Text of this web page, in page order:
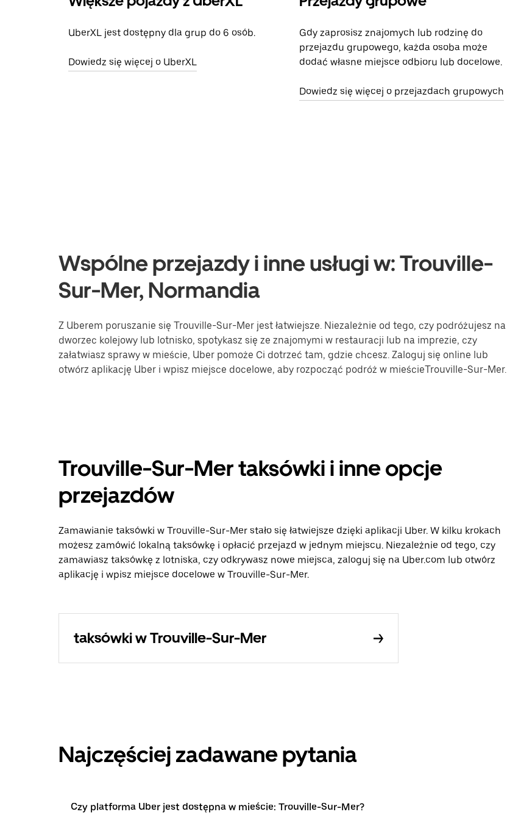
UberXL jest dostępny dla grup do 6 osób.
Dowiedz się więcej o UberXL
Gdy zaprosisz znajomych lub rodzinę do
przejazdu grupowego, każda osoba może
dodać własne miejsce odbioru lub docelowe.
Dowiedz się więcej o przejazdach grupowych
Wspólne przejazdy i inne usługi w: Trouville-
Sur-Mer, Normandia
Z Uberem poruszanie się Trouville-Sur-Mer jest łatwiejsze. Niezależnie od tego, czy podróżujesz na
dworzec kolejowy lub lotnisko, spotykasz się ze znajomymi w restauracji lub na imprezie, czy
załatwiasz sprawy w mieście, Uber pomoże Ci dotrzeć tam, gdzie chcesz. Zaloguj się online lub
otwórz aplikację Uber i wpisz miejsce docelowe, aby rozpocząć podróż w mieścieTrouville-Sur-Mer.
Trouville-Sur-Mer taksówki i inne opcje
przejazdów
Zamawianie taksówki w Trouville-Sur-Mer stało się łatwiejsze dzięki aplikacji Uber. W kilku krokach
możesz zamówić lokalną taksówkę i opłacić przejazd w jednym miejscu. Niezależnie od tego, czy
zamawiasz taksówkę z lotniska, czy odkrywasz nowe miejsca, zaloguj się na Uber.com lub otwórz
aplikację i wpisz miejsce docelowe w Trouville-Sur-Mer.
taksówki w Trouville-Sur-Mer
Najczęściej zadawane pytania
Czy platforma Uber jest dostępna w mieście: Trouville-Sur-Mer?